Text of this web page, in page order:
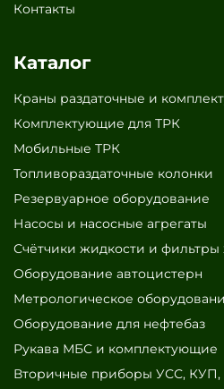
Контакты
Каталог
Краны раздаточные и
Комплектующие для ТРК
Мобильные ТРК
Топливораздаточные колонки
Резервуарное оборудование
Насосы и насосные агрегаты
Счётчики жидкости и фильтры
Оборудование автоцистерн
Метрологическое
Оборудование для нефтебаз
Рукава МБС и комплектующие
Вторичные приборы УСС,